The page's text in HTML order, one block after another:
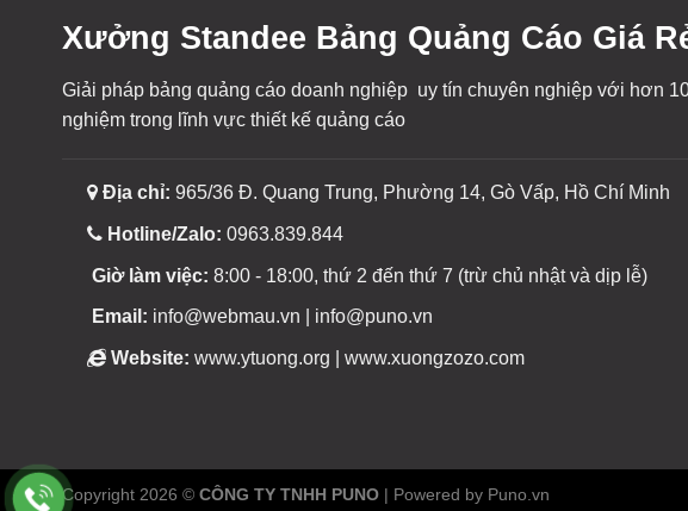
Xưởng Standee Bảng Quảng Cáo Giá
Giải pháp bảng quảng cáo doanh nghiệp uy tín chuyên nghiệp với hơn
nghiệm trong lĩnh vực thiết kế quảng cáo
Địa chỉ: 965/36 Đ. Quang Trung, Phường 14, Gò Vấp, Hồ Chí Minh
Hotline/Zalo: 0963.839.844
Giờ làm việc: 8:00 - 18:00, thứ 2 đến thứ 7 (trừ chủ nhật và dịp lễ)
Email: info@webmau.vn | info@puno.vn
Website: www.ytuong.org | www.xuongzozo.com
Copyright 2026 © CÔNG TY TNHH PUNO | Powered by Puno.vn